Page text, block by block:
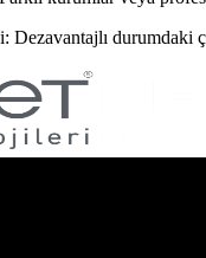
durumdaki